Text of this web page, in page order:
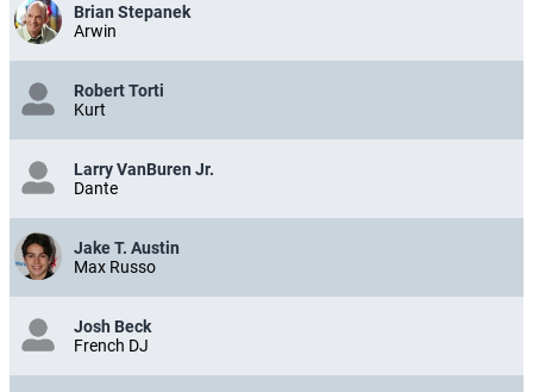
Brian Stepanek
Arwin
Robert Torti
Kurt
Larry VanBuren Jr.
Dante
Jake T. Austin
Max Russo
Josh Beck
French DJ